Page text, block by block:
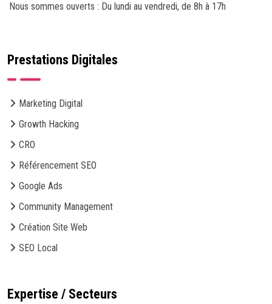
Nous sommes ouverts : Du lundi au vendredi, de 8h à 17h
Prestations Digitales
Marketing Digital
Growth Hacking
CRO
Référencement SEO
Google Ads
Community Management
Création Site Web
SEO Local
Expertise / Secteurs